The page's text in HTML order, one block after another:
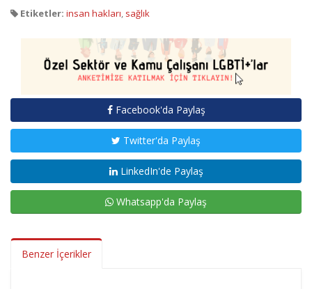
Etiketler: insan hakları, sağlık
Facebook'da Paylaş
Twitter'da Paylaş
LinkedIn'de Paylaş
Whatsapp'da Paylaş
Benzer İçerikler